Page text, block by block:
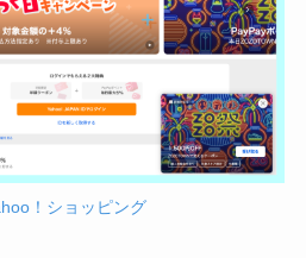
！ショッピング